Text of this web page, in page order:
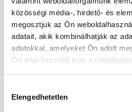
közösségi média-, hirdető- és
megosztjuk az Ön
adatait, akik kombinálhatják az
adatokkal, amelyeket Ön adott
Ön által használt más
kiválasztása
Elengedhetetlen
2024. május
2024. április
2024. március
2024. január
2023. szeptember